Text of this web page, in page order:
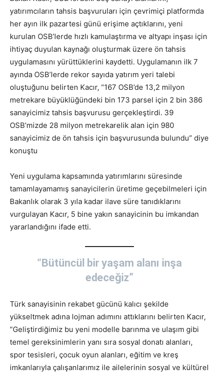
yatırımcıların tahsis başvuruları için çevrimiçi platformda
her ayın ilk pazartesi günü erişime açtıklarını, yeni
kurulan OSB’lerde hızlı kamulaştırma ve altyapı inşası için
ihtiyaç duyulan kaynağı oluşturmak üzere ön tahsis
uygulamasını yürüttüklerini kaydetti. Uygulamanın ilk 7
ayında OSB’lerde rekor sayıda yatırım yeri talebi
oluştuğunu belirten Kacır, “167 OSB’de 13,2 milyon
metrekare büyüklüğündeki bin 173 parsel için 2 bin 386
sanayicimiz tahsis başvurusu gerçekleştirdi. 39
OSB’mizde 28 milyon metrekarelik alan için 980
sanayicimiz de ön tahsis için başvurusunda bulundu” diye
konuştu
Yeni uygulama kapsamında yatırımlarını süresinde
tamamlayamamış sanayicilerin üretime geçebilmeleri için
Bakanlık olarak 3 yıla kadar ilave süre tanıdıklarını
vurgulayan Kacır, 5 bine yakın sanayicinin bu imkandan
yararlandığını ifade etti.
“Bütüncül bir yaşam alanı inşa
edeceğiz”
Türk sanayisinin rekabet gücünü kalıcı şekilde
yükseltmek adına lojman adımını attıklarını belirten Kacır,
“Geliştirdiğimiz bu yeni modelle barınma ve ulaşım gibi
temel gereksinimlerin yanı sıra sosyal donatı alanları,
spor tesisleri, çocuk oyun alanları, eğitim ve kreş
imkanlarıyla çalışanlarımız ile ailelerinin sosyal ve kültürel